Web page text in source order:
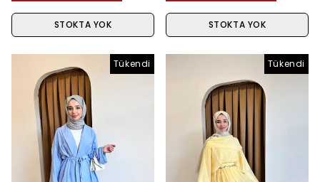
STOKTA YOK STOKTA YOK
Tükendi Tükendi
Tükendi